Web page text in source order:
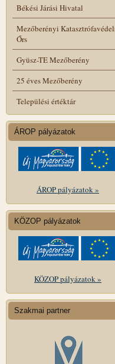
Békési Járási Hivatal
Mezőberényi
Őrs
Gyüsz-TE Mezőberény
25 éves Mezőberény
Települési értéktár
ÁROP pályázatok
ÁROP pályázatok »
KÖZOP pályázatok
KÖZOP pályázatok »
Szakmai partner